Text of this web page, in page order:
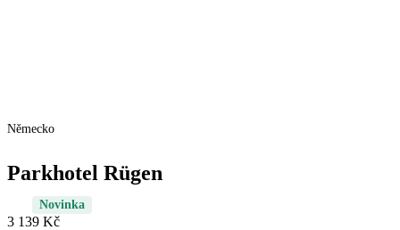
Německo
Parkhotel Rügen
Novinka
3 139 Kč